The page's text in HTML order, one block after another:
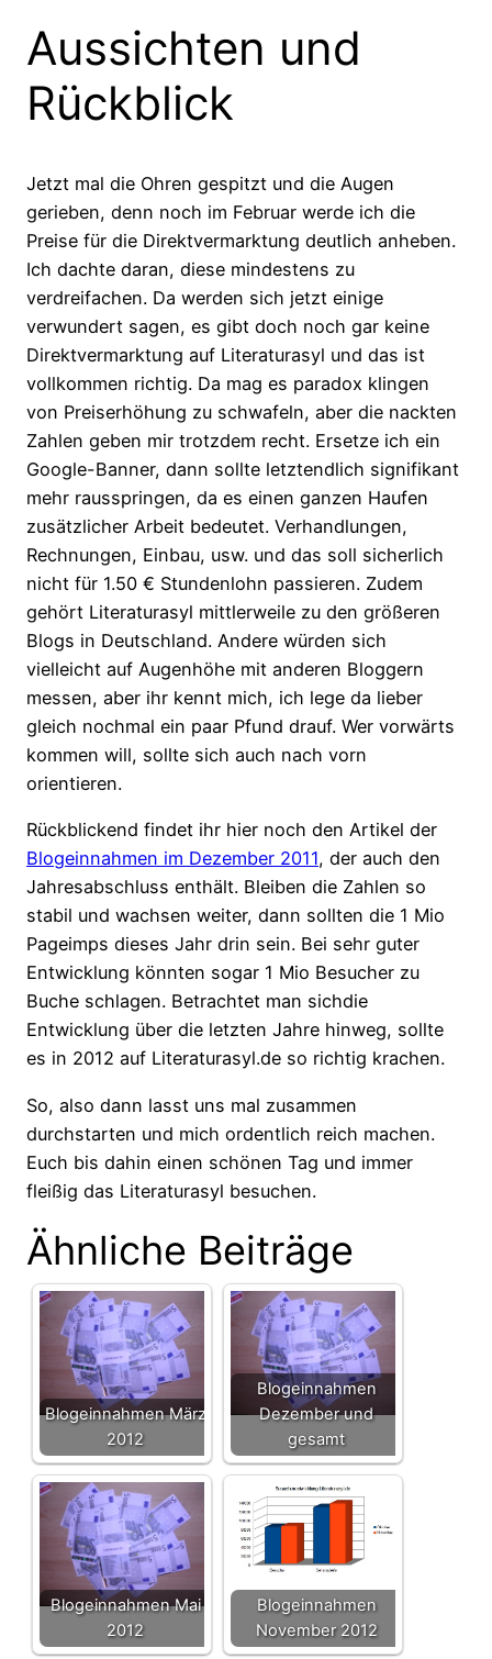
Aussichten und
Rückblick
Jetzt mal die Ohren gespitzt und die Augen
gerieben, denn noch im Februar werde ich die
Preise für die Direktvermarktung deutlich anheben.
Ich dachte daran, diese mindestens zu
verdreifachen. Da werden sich jetzt einige
verwundert sagen, es gibt doch noch gar keine
Direktvermarktung auf Literaturasyl und das ist
vollkommen richtig. Da mag es paradox klingen
von Preiserhöhung zu schwafeln, aber die nackten
Zahlen geben mir trotzdem recht. Ersetze ich ein
Google-Banner, dann sollte letztendlich signifikant
mehr rausspringen, da es einen ganzen Haufen
zusätzlicher Arbeit bedeutet. Verhandlungen,
Rechnungen, Einbau, usw. und das soll sicherlich
nicht für 1.50 € Stundenlohn passieren. Zudem
gehört Literaturasyl mittlerweile zu den größeren
Blogs in Deutschland. Andere würden sich
vielleicht auf Augenhöhe mit anderen Bloggern
messen, aber ihr kennt mich, ich lege da lieber
gleich nochmal ein paar Pfund drauf. Wer vorwärts
kommen will, sollte sich auch nach vorn
orientieren.
Rückblickend findet ihr hier noch den Artikel der
Blogeinnahmen im Dezember 2011, der auch den
Jahresabschluss enthält. Bleiben die Zahlen so
stabil und wachsen weiter, dann sollten die 1 Mio
Pageimps dieses Jahr drin sein. Bei sehr guter
Entwicklung könnten sogar 1 Mio Besucher zu
Buche schlagen. Betrachtet man sichdie
Entwicklung über die letzten Jahre hinweg, sollte
es in 2012 auf Literaturasyl.de so richtig krachen.
So, also dann lasst uns mal zusammen
durchstarten und mich ordentlich reich machen.
Euch bis dahin einen schönen Tag und immer
fleißig das Literaturasyl besuchen.
Ähnliche Beiträge
Blogeinnahmen März
2012
Blogeinnahmen
Dezember und
gesamt
Blogeinnahmen Mai
2012
Blogeinnahmen
November 2012